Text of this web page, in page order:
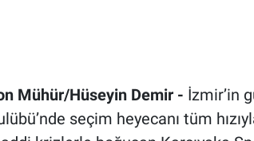
Mühür/Hüseyin Demir - İzmir’in
seçim heyecanı tüm